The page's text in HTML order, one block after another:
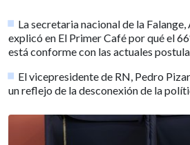
La secretaria nacional de la Falange,
explicó en El Primer Café por qué el
está conforme con las actuales
El vicepresidente de RN, Pedro
un reflejo de la desconexión de la